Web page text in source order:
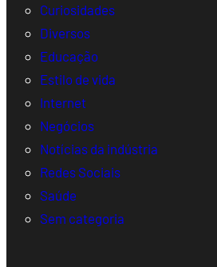
Curiosidades
Diversos
Educação
Estilo de vida
Internet
Negócios
Notícias da indústria
Redes Sociais
Saúde
Sem categoria